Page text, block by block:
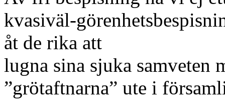
kvasiväl-
åt de rika att
lugna sina sjuka
”grötaftnarna” ute i